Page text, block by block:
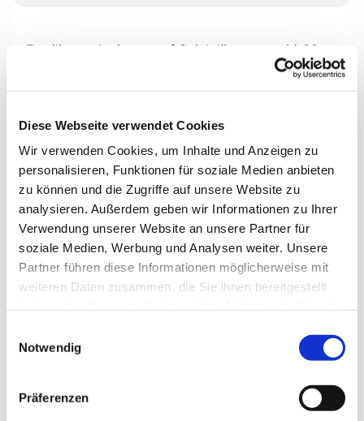
Diese Webseite verwendet Cookies
Wir verwenden Cookies, um Inhalte und Anzeigen zu
personalisieren, Funktionen für soziale Medien anbieten
zu können und die Zugriffe auf unsere Website zu
analysieren. Außerdem geben wir Informationen zu Ihrer
Verwendung unserer Website an unsere Partner für
soziale Medien, Werbung und Analysen weiter. Unsere
Partner führen diese Informationen möglicherweise mit
weiteren Daten zusammen, die Sie ihnen bereitgestellt
Notwendig
Präferenzen
Familiennachmittage auf Spielplätzen von 14:00
Essen, Über 'Gott und die Welt reden'
Dies könnte Sie auch
interessieren